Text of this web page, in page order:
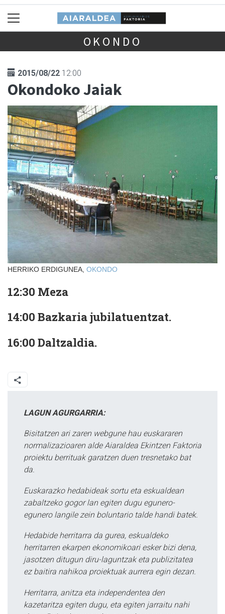
OKONDO
2015/08/22 12:00
Okondoko Jaiak
HERRIKO ERDIGUNEA, OKONDO
12:30 Meza
14:00 Bazkaria jubilatuentzat.
16:00 Daltzaldia.
LAGUN AGURGARRIA:
Bisitatzen ari zaren webgune hau euskararen
normalizazioaren alde Aiaraldea Ekintzen Faktoria
proiektu berrituak garatzen duen tresnetako bat
da.
Euskarazko hedabideak sortu eta eskualdean
zabaltzeko gogor lan egiten dugu egunero-
egunero langile zein boluntario talde handi batek.
Hedabide herritarra da gurea, eskualdeko
herritarren ekarpen ekonomikoari esker bizi dena,
jasotzen ditugun diru-laguntzak eta publizitatea
ez baitira nahikoa proiektuak aurrera egin dezan.
Herritarra, anitza eta independentea den
kazetaritza egiten dugu, eta egiten jarraitu nahi